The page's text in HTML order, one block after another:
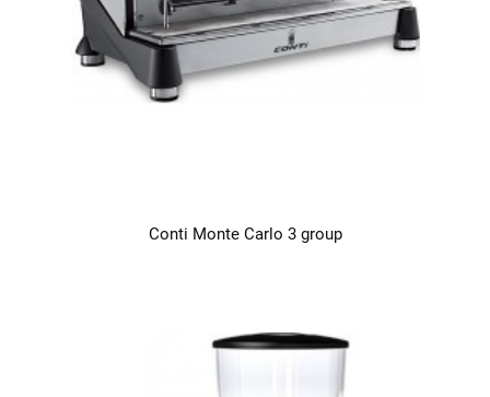
Conti Monte Carlo 3 group